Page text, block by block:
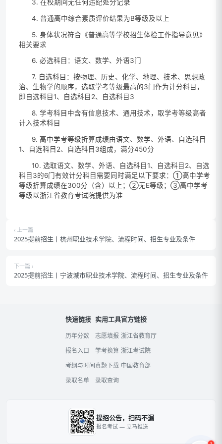
3. 在校期间无任何违纪处分记录
4. 普通高中综合素质评价结果为B等级及以上
5. 身体状况符合《普通高等学校招生体检工作指导意见》
相关要求
6. 必选科目：语文、数学、外语3门
7. 自选科目：按物理、历史、化学、地理、技术、思想政
治、生物学的顺序，选取学考等级最高的3门作为计分科目，
即自选科目1、自选科目2、自选科目3
8. 学考科目中含有信息技术、通用技术，取学考等级高者
计入技术科目
9. 高中学考等级折算成绩由语文、数学、外语、自选科目
1、自选科目2、自选科目3组成，满分450分
10. 选取语文、数学、外语、自选科目1、自选科目2、自选
科目3的6门有效计分科目需要同时满足以下要求：①高中学考
等级折算成绩在300分（含）以上；②无E等级；③高中学考
等级以浙江省教育考试院提供为准
‹ 上一篇
2025提前招生丨杭州职业技术学院、流程时间、招生专业及条件
下一篇 ›
2025提前招生丨宁波城市职业技术学院、流程时间、招生专业及条件
快速链接
历年分数
报名入口
考纲与时间
录取名单
实用工具
志愿填报
学考换算
真题下载
录取查询
官方链接
浙江省教育厅
浙江考试院
中国教育部
提招公告，扫码不漏
报名考试 — 立马推送